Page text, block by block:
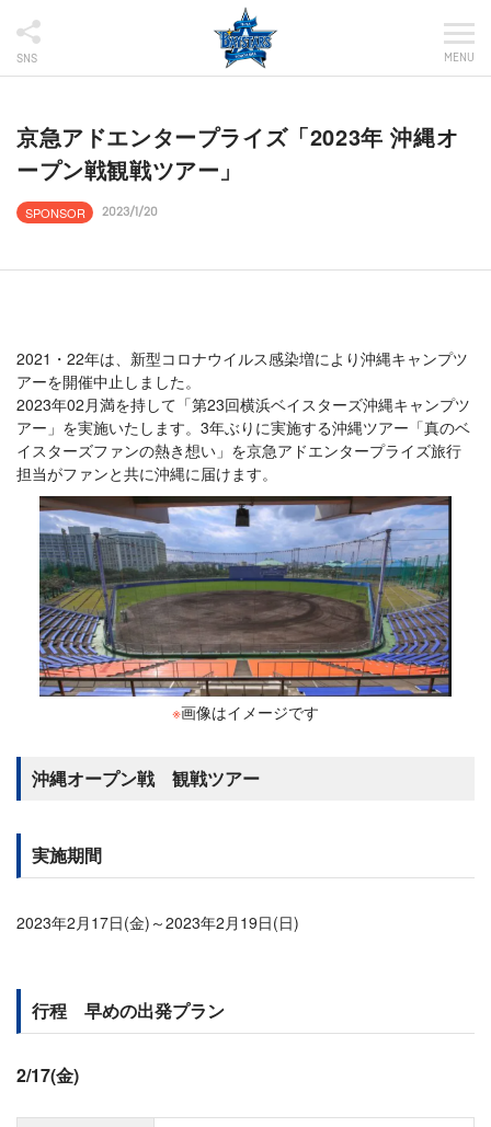
SNS MENU
京急アドエンタープライズ「2023年 沖縄オ
ープン戦観戦ツアー」
SPONSOR 2023/1/20
2021・22年は、新型コロナウイルス感染増により沖縄キャンプツ
アーを開催中止しました。
2023年02月満を持して「第23回横浜ベイスターズ沖縄キャンプツ
アー」を実施いたします。3年ぶりに実施する沖縄ツアー「真のベ
イスターズファンの熱き想い」を京急アドエンタープライズ旅行
担当がファンと共に沖縄に届けます。
※画像はイメージです
沖縄オープン戦 観戦ツアー
実施期間
2023年2月17日(金)～2023年2月19日(日)
行程 早めの出発プラン
2/17(金)